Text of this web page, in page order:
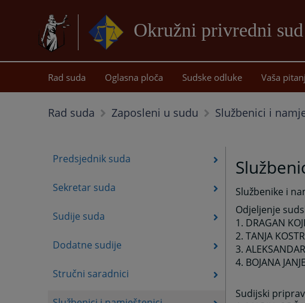
Okružni privredni
Rad suda Oglasna ploča Sudske odluke Vaša
Rad suda Zaposleni u sudu Službenici i
Predsjednik suda
Sekretar suda
Sudije suda
Dodatne sudije
Stručni saradnici
Službenike i
Odjeljenje
1. DRAGAN
2. TANJA
3.
4. BOJANA
Sudijski